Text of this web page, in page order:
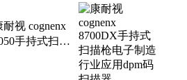
耐视 cognenx
手持式扫描